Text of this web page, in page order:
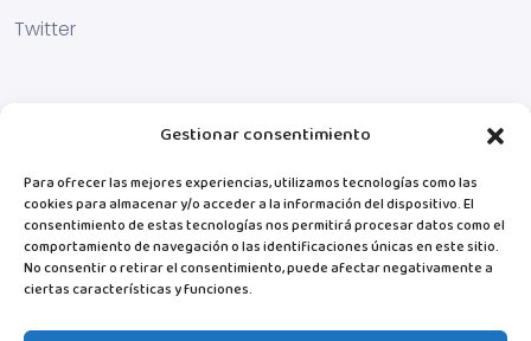
Gestionar consentimiento
Para ofrecer las mejores experiencias, utilizamos tecnologías como las
cookies para almacenar y/o acceder a la información del dispositivo. El
consentimiento de estas tecnologías nos permitirá procesar datos como el
comportamiento de navegación o las identificaciones únicas en este sitio.
No consentir o retirar el consentimiento, puede afectar negativamente a
ciertas características y funciones.
Twitter